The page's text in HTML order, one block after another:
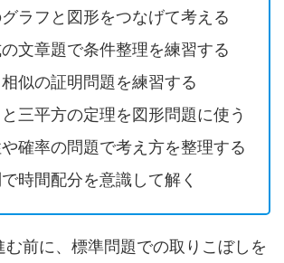
ラフと図形をつなげて考える
文章題で条件整理を練習する
似の証明問題を練習する
三平方の定理を図形問題に使う
確率の問題で考え方を整理する
時間配分を意識して解く
前に、標準問題での取りこぼしを